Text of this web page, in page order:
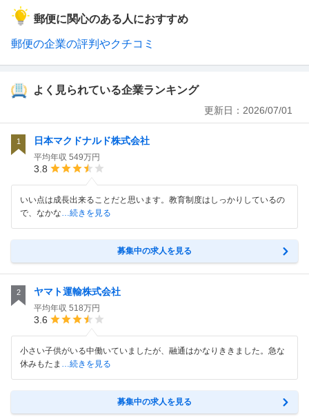
郵便に関心のある人におすすめ
郵便の企業の評判やクチコミ
よく見られている企業ランキング
更新日： 2026/07/01
1 日本マクドナルド株式会社
平均年収 549万円
3.8
いい点は成長出来ることだと思います。教育制度はしっかりしているの
で、なかな…続きを見る
募集中の求人を見る
2 ヤマト運輸株式会社
平均年収 518万円
3.6
小さい子供がいる中働いていましたが、融通はかなりききました。急な
休みもたま …続きを見る
募集中の求人を見る